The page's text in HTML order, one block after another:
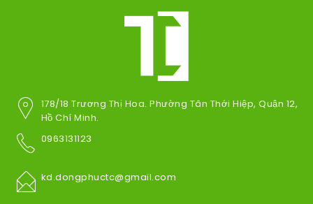
178/18 Trương Thị Hoa. Phường Tân Thới Hiệp, Quận 12,
Hồ Chí Minh.
0963131123
kd.dongphuctc@gmail.com